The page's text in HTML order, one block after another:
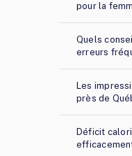
pour la
Quels
erreurs
Les
près de
Déficit